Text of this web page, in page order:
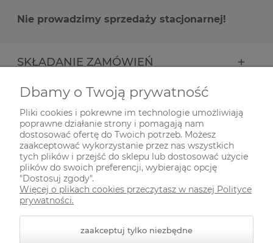
Nie prowadzimy sprzedaży stacjonarnej!
SKŁADANIE ZAMÓWIEŃ
INFORMACJE
ODWIEDŹ NAS NA
Dbamy o Twoją prywatność
Pliki cookies i pokrewne im technologie umożliwiają
poprawne działanie strony i pomagają nam
dostosować ofertę do Twoich potrzeb. Możesz
zaakceptować wykorzystanie przez nas wszystkich
tych plików i przejść do sklepu lub dostosować użycie
plików do swoich preferencji, wybierając opcję
"Dostosuj zgody".
Więcej o plikach cookies przeczytasz w naszej Polityce
prywatności.
zaakceptuj tylko niezbędne